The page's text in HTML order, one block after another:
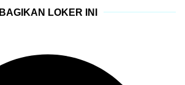
BAGIKAN LOKER INI